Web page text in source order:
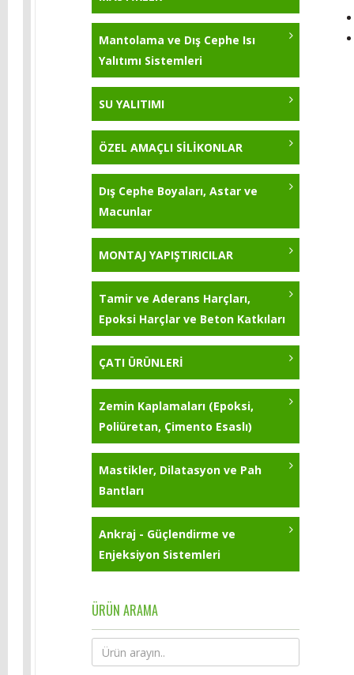
Yıldırım Tozu 5 Kg
KB-Pur 570
KB-Pur 222
KB-Pur 2K Topcoat
KB-Pur 223
KB-Pur 214 - 25 Kg
Mantolama ve Dış Cephe Isı
Yalıtımı Sistemleri
SU YALITIMI
ÖZEL AMAÇLI SİLİKONLAR
Dış Cephe Boyaları, Astar ve
Macunlar
MONTAJ YAPIŞTIRICILAR
Tamir ve Aderans Harçları,
Epoksi Harçlar ve Beton Katkıları
ÇATI ÜRÜNLERİ
Zemin Kaplamaları (Epoksi,
Poliüretan, Çimento Esaslı)
Mastikler, Dilatasyon ve Pah
Bantları
Ankraj - Güçlendirme ve
Enjeksiyon Sistemleri
ÜRÜN ARAMA